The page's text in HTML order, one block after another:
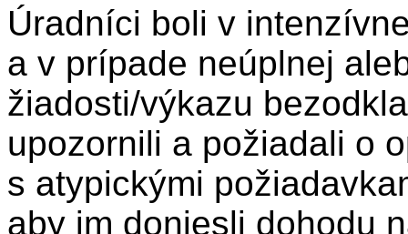
Úradníci boli v
a v prípade neúplnej
žiadosti/výkazu
upozornili a požiadali o
s atypickými
aby im doniesli dohodu